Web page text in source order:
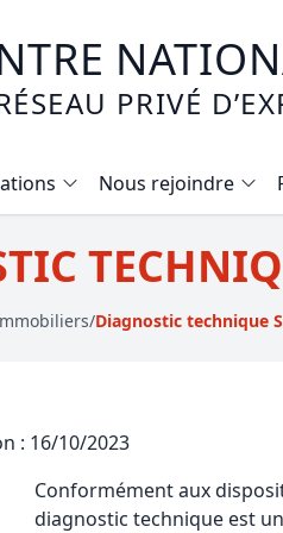
PRIVÉ
expertise immobilière /
local commercial
terrains agricoles,
Nous rejoindre
/Diagnostic technique
: 16/10/2023
Conformément aux
diagnostic technique est